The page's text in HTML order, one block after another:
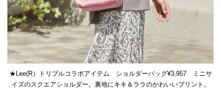
★Lee(R）トリプルコラボアイテム ショルダーバッグ¥3,957 ミニサ
イズのスクエアショルダー。裏地にキキ＆ララのかわいいプリント。